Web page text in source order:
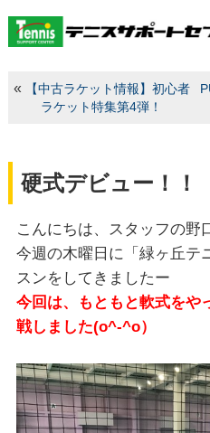
«
【中古ラケット情報】初心者
ラケット特集第4弾！
硬式デビュー！！
こんにちは、スタッフの野
今週の木曜日に「緑ヶ丘テ
スンをしてきましたー
今回は、もともと軟式をや
戦しました(o^-^o）